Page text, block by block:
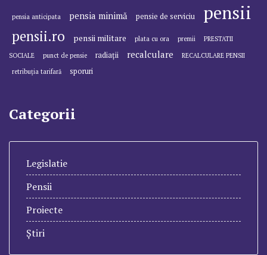
pensia anticipata pensia minimă pensie de serviciu pensii
pensii.ro pensii militare plata cu ora premii
PRESTATII
SOCIALE
punct de pensie radiații recalculare
RECALCULARE PENSII
retribuția tarifară
sporuri
Categorii
Legislatie
Pensii
Proiecte
Știri